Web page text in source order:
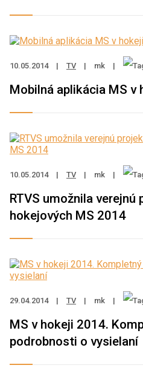
10.05.2014 | TV | mk |
Mobilná aplikácia MS v
10.05.2014 | TV | mk |
RTVS umožnila
hokejových MS 2014
29.04.2014 | TV | mk |
MS v hokeji 2014.
podrobnosti o vysielaní